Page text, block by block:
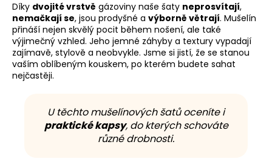
Díky dvojité vrstvě gázoviny naše šaty neprosvítají,
nemačkají se, jsou prodyšné a výborně větrají. Mušelín
přináší nejen skvělý pocit během nošení, ale také
výjimečný vzhled. Jeho jemné záhyby a textury vypadají
zajímavě, stylově a neobvykle. Jsme si jistí, že se stanou
vaším oblíbeným kouskem, po kterém budete sahat
nejčastěji.
U těchto mušelínových šatů oceníte i
praktické kapsy, do kterých schováte
různé drobnosti.